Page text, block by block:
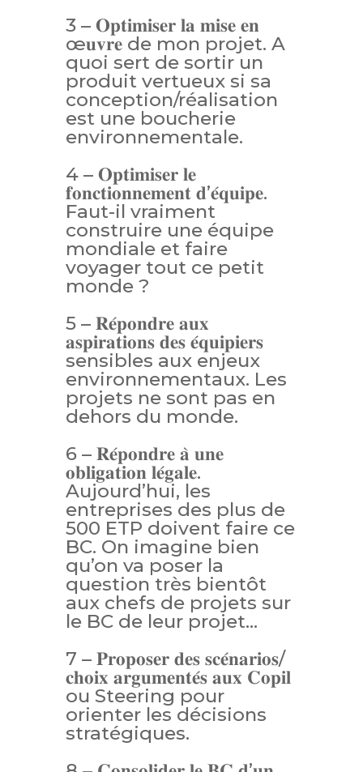
3 – 𝐎𝐩𝐭𝐢𝐦𝐢𝐬𝐞𝐫 𝐥𝐚 𝐦𝐢𝐬𝐞 𝐞𝐧
œ𝐮𝐯𝐫𝐞 de mon projet. A
quoi sert de sortir un
produit vertueux si sa
conception/réalisation
est une boucherie
environnementale.
4 – 𝐎𝐩𝐭𝐢𝐦𝐢𝐬𝐞𝐫 𝐥𝐞
𝐟𝐨𝐧𝐜𝐭𝐢𝐨𝐧𝐧𝐞𝐦𝐞𝐧𝐭 𝐝’𝐞́𝐪𝐮𝐢𝐩𝐞.
Faut-il vraiment
construire une équipe
mondiale et faire
voyager tout ce petit
monde ?
5 – 𝐑𝐞́𝐩𝐨𝐧𝐝𝐫𝐞 𝐚𝐮𝐱
𝐚𝐬𝐩𝐢𝐫𝐚𝐭𝐢𝐨𝐧𝐬 𝐝𝐞𝐬 𝐞́𝐪𝐮𝐢𝐩𝐢𝐞𝐫𝐬
sensibles aux enjeux
environnementaux. Les
projets ne sont pas en
dehors du monde.
6 – 𝐑𝐞́𝐩𝐨𝐧𝐝𝐫𝐞 𝐚̀ 𝐮𝐧𝐞
𝐨𝐛𝐥𝐢𝐠𝐚𝐭𝐢𝐨𝐧 𝐥𝐞́𝐠𝐚𝐥𝐞.
Aujourd’hui, les
entreprises des plus de
500 ETP doivent faire ce
BC. On imagine bien
qu’on va poser la
question très bientôt
aux chefs de projets sur
le BC de leur projet…
7 – 𝐏𝐫𝐨𝐩𝐨𝐬𝐞𝐫 𝐝𝐞𝐬 𝐬𝐜𝐞́𝐧𝐚𝐫𝐢𝐨𝐬/
𝐜𝐡𝐨𝐢𝐱 𝐚𝐫𝐠𝐮𝐦𝐞𝐧𝐭𝐞́𝐬 𝐚𝐮𝐱 𝐂𝐨𝐩𝐢𝐥
ou Steering pour
orienter les décisions
stratégiques.